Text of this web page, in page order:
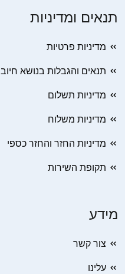
תנאים ומדיניות
מדיניות פרטיות
תנאים והגבלות בנושא חיוב
מדיניות תשלום
מדיניות משלוח
מדיניות החזר והחזר כספי
תקופת השירות
מידע
צור קשר
עלינו